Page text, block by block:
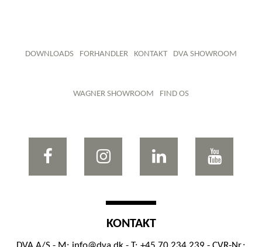
DOWNLOADS FORHANDLER KONTAKT DVA SHOWROOM
WAGNER SHOWROOM FIND OS
KONTAKT